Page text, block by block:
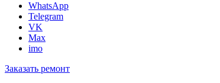
WhatsApp
Telegram
VK
Max
imo
Заказать ремонт